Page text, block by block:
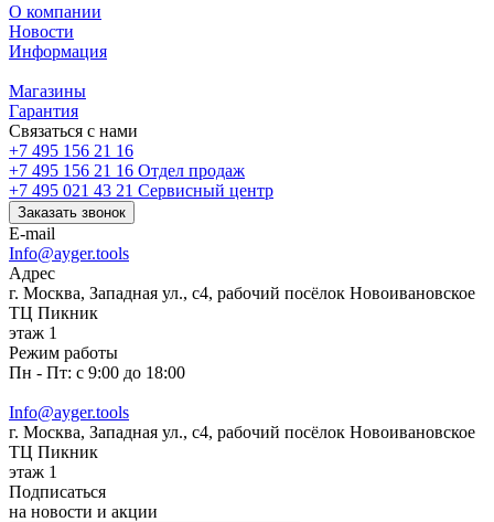
О компании
Новости
Информация
Магазины
Гарантия
Связаться с нами
+7 495 156 21 16
+7 495 156 21 16 Отдел продаж
+7 495 021 43 21 Cервисный центр
Заказать звонок
E-mail
Info@ayger.tools
Адрес
г. Москва, Западная ул., с4, рабочий посёлок Новоивановское
ТЦ Пикник
этаж 1
Режим работы
Пн - Пт: с 9:00 до 18:00
Info@ayger.tools
г. Москва, Западная ул., с4, рабочий посёлок Новоивановское
ТЦ Пикник
этаж 1
Подписаться
на новости и акции